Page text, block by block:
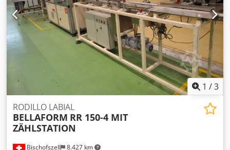
la copa: 120-130 mm
1 /3
Bischofszell 8.427 km
RODILLO LABIAL
BELLAFORM RR 150-4 MIT
ZÄHLSTATION